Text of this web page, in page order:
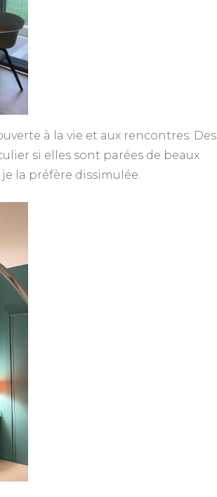
à la vie et aux rencontres. Des
si elles sont parées de beaux
la préfère dissimulée.